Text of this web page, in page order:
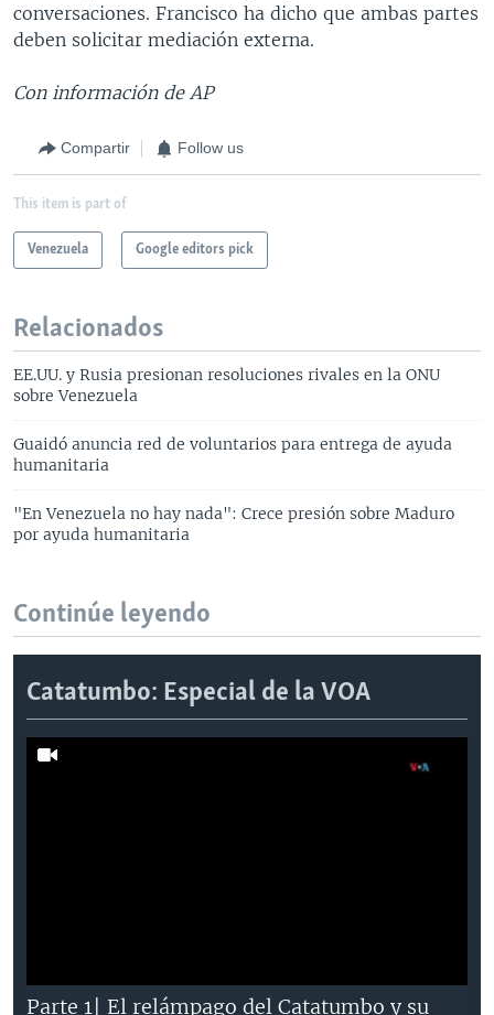
conversaciones. Francisco ha dicho que ambas partes
deben solicitar mediación externa.
Con información de AP
Compartir Follow us
This item is part of
Venezuela Google editors pick
Relacionados
EE.UU. y Rusia presionan resoluciones rivales en la ONU
sobre Venezuela
Guaidó anuncia red de voluntarios para entrega de ayuda
humanitaria
"En Venezuela no hay nada": Crece presión sobre Maduro
por ayuda humanitaria
Continúe leyendo
Catatumbo: Especial de la VOA
Parte 1| El relámpago del Catatumbo y su